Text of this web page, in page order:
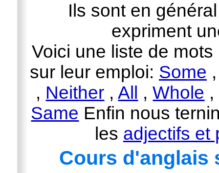
Ils sont en
expriment
Voici une liste de
sur leur emploi: Some
, Neither ,All ,Whole ,
Same Enfin nous
les adjectifs et
Cours d'anglais